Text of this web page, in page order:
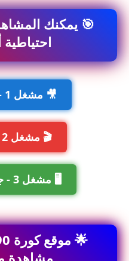
🎯 يمكنك
🎥 مشغل 1 - بث مباشر
🎬 مشغل 2 - احتياطي
🖥️ مشغل 3 - جودة مختلفة
مشاهدة